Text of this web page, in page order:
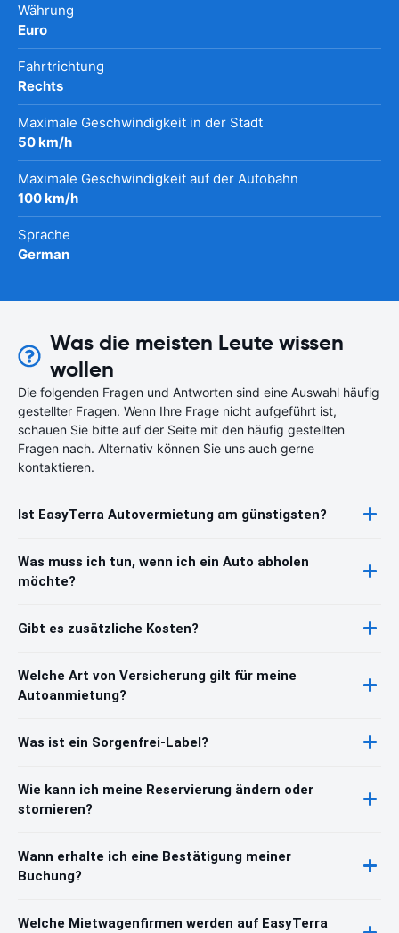
Währung
Euro
Fahrtrichtung
Rechts
Maximale Geschwindigkeit in der Stadt
50 km/h
Maximale Geschwindigkeit auf der Autobahn
100 km/h
Sprache
German
Was die meisten Leute wissen
wollen
Die folgenden Fragen und Antworten sind eine Auswahl häufig
gestellter Fragen. Wenn Ihre Frage nicht aufgeführt ist,
schauen Sie bitte auf der Seite mit den häufig gestellten
Fragen nach. Alternativ können Sie uns auch gerne
kontaktieren.
Ist EasyTerra Autovermietung am günstigsten?
Was muss ich tun, wenn ich ein Auto abholen
möchte?
Gibt es zusätzliche Kosten?
Welche Art von Versicherung gilt für meine
Autoanmietung?
Was ist ein Sorgenfrei-Label?
Wie kann ich meine Reservierung ändern oder
stornieren?
Wann erhalte ich eine Bestätigung meiner
Buchung?
Welche Mietwagenfirmen werden auf EasyTerra